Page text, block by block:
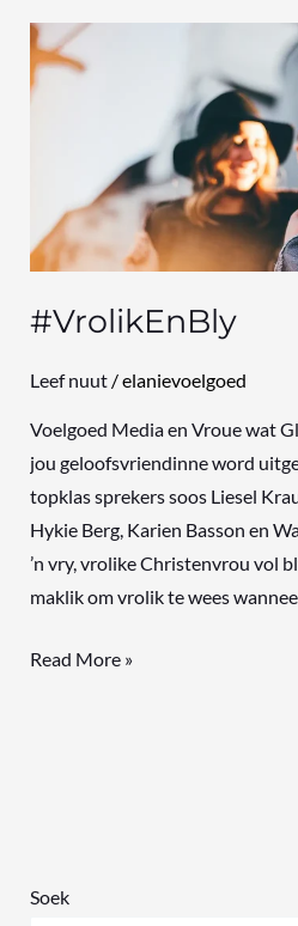
#VrolikEnBly
Leef nuut/elanievoelgoed
Voelgoed Media en Vroue wat
jou geloofsvriendinne word
topklas sprekers soos Liesel
Hykie Berg, Karien Basson en
’n vry, vrolike Christenvrou vol
maklik om vrolik te wees
#VrolikEnBly
Read More »
Soek